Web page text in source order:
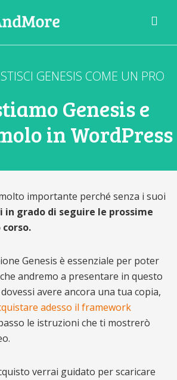
GENESIS COME UN PRO
Genesis e
in WordPress
importante perché senza i suoi
in grado di seguire le prossime
Genesis è essenziale per poter
andremo a presentare in questo
avere ancora una tua copia,
adesso il framework
le istruzioni che ti mostrerò
verrai guidato per scaricare